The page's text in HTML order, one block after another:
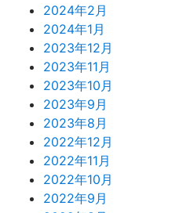
2024年2月
2024年1月
2023年12月
2023年11月
2023年10月
2023年9月
2023年8月
2022年12月
2022年11月
2022年10月
2022年9月